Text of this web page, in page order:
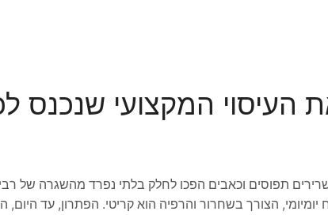
העיסוי המקצועי שנכנס
תפוסים וכאבים הפכו לחלק בלתי נפרד מהשגרה של
הצורך בשחרור והרפיה הוא קריטי. הפתרון, עד היום,